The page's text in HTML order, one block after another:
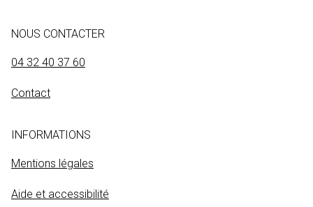
NOUS CONTACTER
04 32 40 37 60
Contact
INFORMATIONS
Mentions légales
Aide et accessibilité